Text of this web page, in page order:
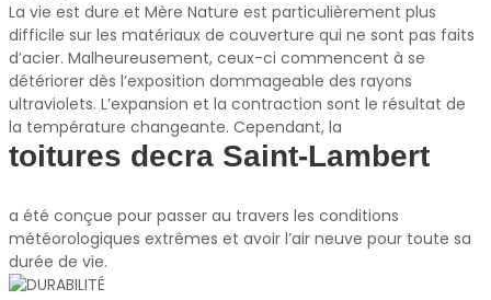
La vie est dure et Mère Nature est particulièrement plus
difficile sur les matériaux de couverture qui ne sont pas faits
d’acier. Malheureusement, ceux-ci commencent à se
détériorer dès l’exposition dommageable des rayons
ultraviolets. L’expansion et la contraction sont le résultat de
la température changeante. Cependant, la
toitures decra Saint-Lambert
a été conçue pour passer au travers les conditions
météorologiques extrêmes et avoir l’air neuve pour toute sa
durée de vie.